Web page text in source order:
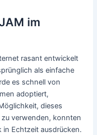
im
rasant entwickelt
als einfache
es schnell von
adoptiert,
dieses
verwenden, konnten
in Echtzeit ausdrücken.